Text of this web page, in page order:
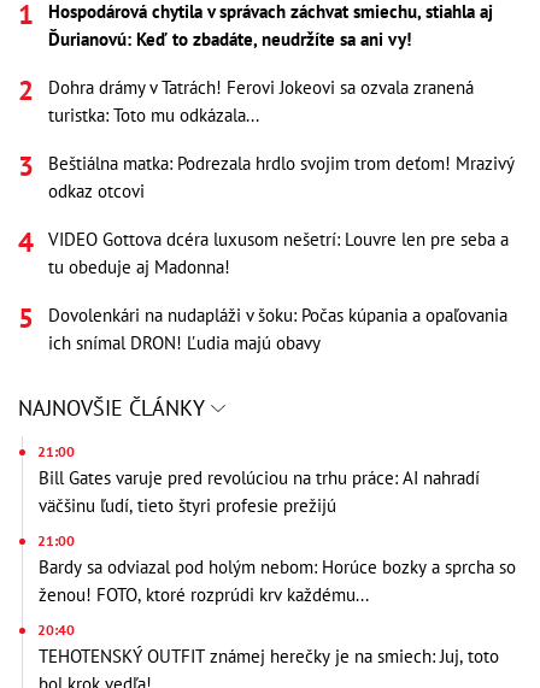
Hospodárová chytila v správach záchvat smiechu, stiahla aj
Ďurianovú: Keď to zbadáte, neudržíte sa ani vy!
Dohra drámy v Tatrách! Ferovi Jokeovi sa ozvala zranená
turistka: Toto mu odkázala...
Beštiálna matka: Podrezala hrdlo svojim trom deťom! Mrazivý
odkaz otcovi
VIDEO Gottova dcéra luxusom nešetrí: Louvre len pre seba a
tu obeduje aj Madonna!
Dovolenkári na nudapláži v šoku: Počas kúpania a opaľovania
ich snímal DRON! Ľudia majú obavy
NAJNOVŠIE ČLÁNKY
21:00
Bill Gates varuje pred revolúciou na trhu práce: AI nahradí
väčšinu ľudí, tieto štyri profesie prežijú
21:00
Bardy sa odviazal pod holým nebom: Horúce bozky a sprcha so
ženou! FOTO, ktoré rozprúdi krv každému...
20:40
TEHOTENSKÝ OUTFIT známej herečky je na smiech: Juj, toto